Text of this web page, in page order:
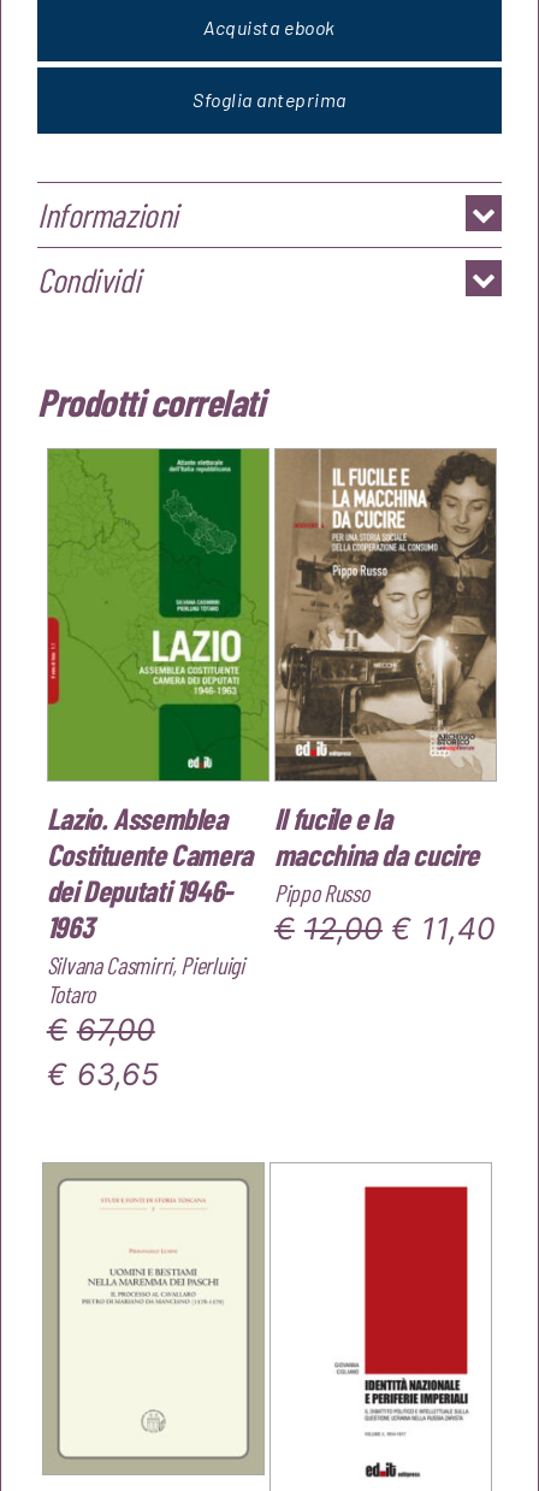
Acquista ebook
Sfoglia anteprima
Informazioni
Condividi
Prodotti correlati
Lazio. Assemblea
Costituente Camera
dei Deputati 1946-
1963
Silvana Casmirri, Pierluigi
Totaro
€ 67,00
Il
originale
€67,00.
€ 63,65Il
attuale
è:
€63,65.
Il fucile e la
macchina da cucire
Pippo Russo
€ 12,00 Il
€ 11,40Il